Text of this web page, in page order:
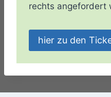
rechts angefordert
hier zu den